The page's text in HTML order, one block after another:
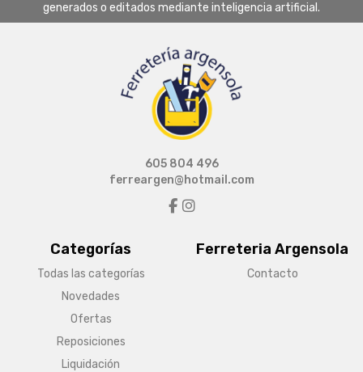
generados o editados mediante inteligencia artificial.
Categorías
Todas las categorías
Novedades
Ofertas
Reposiciones
Liquidación
Ferreteria Argensola
Contacto
605 804 496
ferreargen@hotmail.com